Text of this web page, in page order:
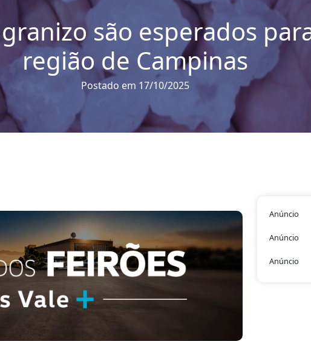
são esperados
região de Campinas
Postado em 17/10/2025
Anúncio
Anúncio
Anúncio